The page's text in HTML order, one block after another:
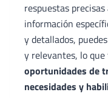
respuestas
información
y detallados,
y relevantes, lo
oportunidades de
necesidades y